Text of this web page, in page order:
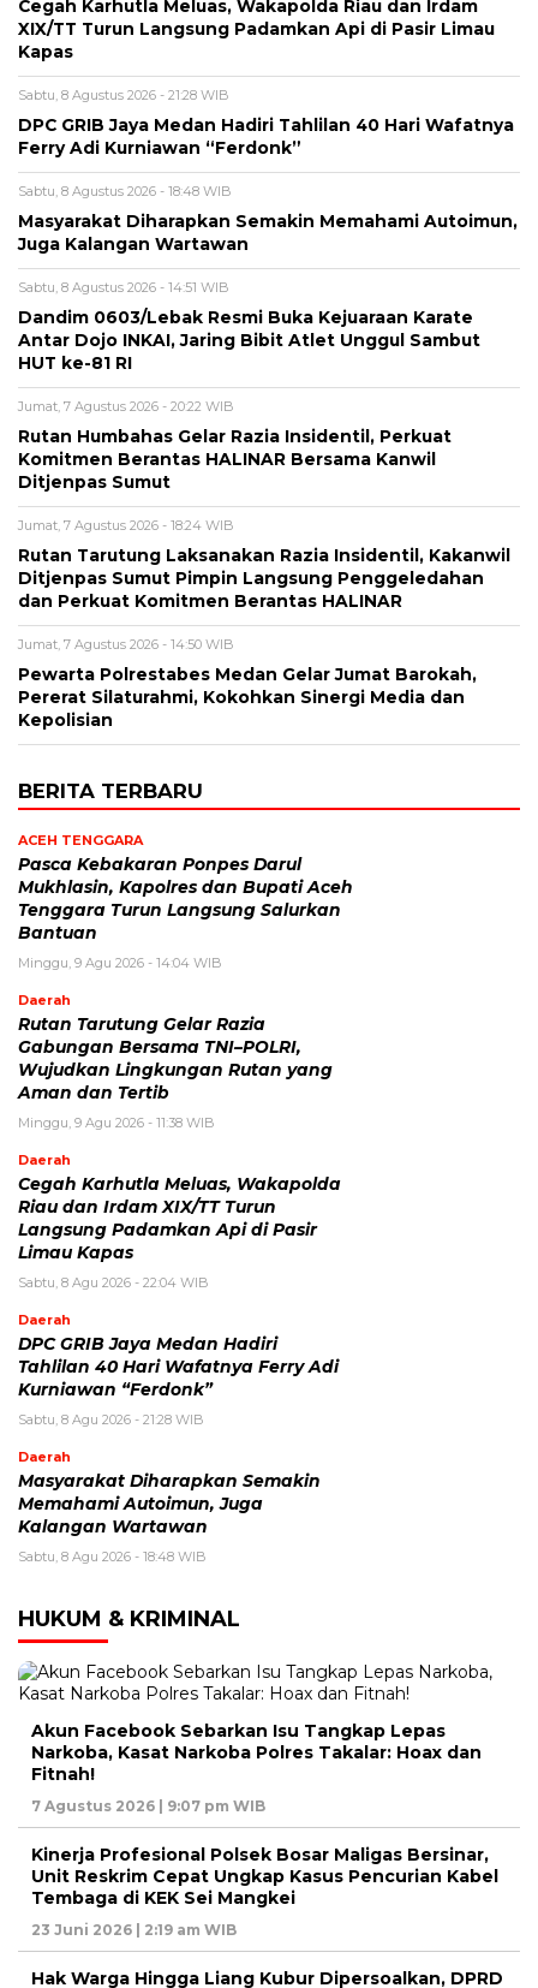
Cegah Karhutla Meluas, Wakapolda Riau dan Irdam
XIX/TT Turun Langsung Padamkan Api di Pasir Limau
Kapas
Sabtu, 8 Agustus 2026 - 21:28 WIB
DPC GRIB Jaya Medan Hadiri Tahlilan 40 Hari Wafatnya
Ferry Adi Kurniawan “Ferdonk”
Sabtu, 8 Agustus 2026 - 18:48 WIB
Masyarakat Diharapkan Semakin Memahami Autoimun,
Juga Kalangan Wartawan
Sabtu, 8 Agustus 2026 - 14:51 WIB
Dandim 0603/Lebak Resmi Buka Kejuaraan Karate
Antar Dojo INKAI, Jaring Bibit Atlet Unggul Sambut
HUT ke-81 RI
Jumat, 7 Agustus 2026 - 20:22 WIB
Rutan Humbahas Gelar Razia Insidentil, Perkuat
Komitmen Berantas HALINAR Bersama Kanwil
Ditjenpas Sumut
Jumat, 7 Agustus 2026 - 18:24 WIB
Rutan Tarutung Laksanakan Razia Insidentil, Kakanwil
Ditjenpas Sumut Pimpin Langsung Penggeledahan
dan Perkuat Komitmen Berantas HALINAR
Jumat, 7 Agustus 2026 - 14:50 WIB
Pewarta Polrestabes Medan Gelar Jumat Barokah,
Pererat Silaturahmi, Kokohkan Sinergi Media dan
Kepolisian
BERITA TERBARU
ACEH TENGGARA
Pasca Kebakaran Ponpes Darul
Mukhlasin, Kapolres dan Bupati Aceh
Tenggara Turun Langsung Salurkan
Bantuan
Minggu, 9 Agu 2026 - 14:04 WIB
Daerah
Rutan Tarutung Gelar Razia
Gabungan Bersama TNI–POLRI,
Wujudkan Lingkungan Rutan yang
Aman dan Tertib
Minggu, 9 Agu 2026 - 11:38 WIB
Daerah
Cegah Karhutla Meluas, Wakapolda
Riau dan Irdam XIX/TT Turun
Langsung Padamkan Api di Pasir
Limau Kapas
Sabtu, 8 Agu 2026 - 22:04 WIB
Daerah
DPC GRIB Jaya Medan Hadiri
Tahlilan 40 Hari Wafatnya Ferry Adi
Kurniawan “Ferdonk”
Sabtu, 8 Agu 2026 - 21:28 WIB
Daerah
Masyarakat Diharapkan Semakin
Memahami Autoimun, Juga
Kalangan Wartawan
Sabtu, 8 Agu 2026 - 18:48 WIB
HUKUM & KRIMINAL
Akun Facebook Sebarkan Isu Tangkap Lepas
Narkoba, Kasat Narkoba Polres Takalar: Hoax dan
Fitnah!
7 Agustus 2026 | 9:07 pm WIB
Kinerja Profesional Polsek Bosar Maligas Bersinar,
Unit Reskrim Cepat Ungkap Kasus Pencurian Kabel
Tembaga di KEK Sei Mangkei
23 Juni 2026 | 2:19 am WIB
Hak Warga Hingga Liang Kubur Dipersoalkan, DPRD